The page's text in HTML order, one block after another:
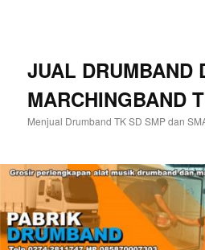
JUAL DRUMBAND
MARCHINGBAND
Menjual Drumband TK SD SMP dan